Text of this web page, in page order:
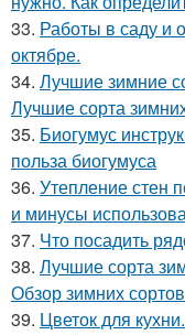
33. Работы в саду и
октябре.
34. Лучшие зимние
Лучшие сорта
35. Биогумус
польза биогумуса
36. Утепление стен
и минусы
37. Что посадить
38. Лучшие сорта
Обзор зимних
39. Цветок для